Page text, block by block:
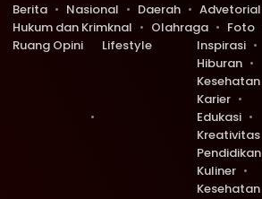
Berita Nasional Daerah
Advetorial
Hukum dan Krimknal
Olahraga Foto
Ruang Opini
Lifestyle
Inspirasi
Hiburan
Kesehatan
Karier
Edukasi
Kreativitas
Pendidikan
Kuliner
Kesehatan